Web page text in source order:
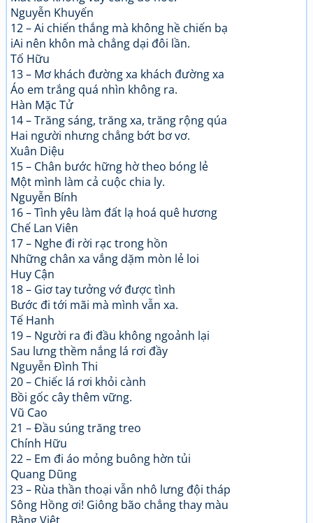
Nguyễn Khuyến
12 – Ai chiến thắng mà không hề chiến bạ
iAi nên khôn mà chẳng dại đôi lần.
Tố Hữu
13 – Mơ khách đường xa khách đường xa
Áo em trắng quá nhìn không ra.
Hàn Mặc Tử
14 – Trăng sáng, trăng xa, trăng rộng qúa
Hai người nhưng chẳng bớt bơ vơ.
Xuân Diệu
15 – Chân bước hững hờ theo bóng lẻ
Một mình làm cả cuộc chia ly.
Nguyễn Bính
16 – Tình yêu làm đất lạ hoá quê hương
Chế Lan Viên
17 – Nghe đi rời rạc trong hồn
Những chân xa vắng dặm mòn lẻ loi
Huy Cận
18 – Giơ tay tưởng vớ được tình
Bước đi tới mãi mà mình vẫn xa.
Tế Hanh
19 – Người ra đi đầu không ngoảnh lại
Sau lưng thềm nắng lá rơi đầy
Nguyễn Đình Thi
20 – Chiếc lá rơi khỏi cành
Bồi gốc cây thêm vững.
Vũ Cao
21 – Đầu súng trăng treo
Chính Hữu
22 – Em đi áo mỏng buông hờn tủi
Quang Dũng
23 – Rùa thần thoại vẫn nhô lưng đội tháp
Sông Hồng ơi! Giông bão chẳng thay màu